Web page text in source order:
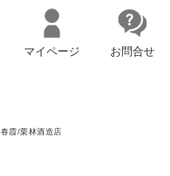
マイページ お問合せ
春霞/栗林酒造店